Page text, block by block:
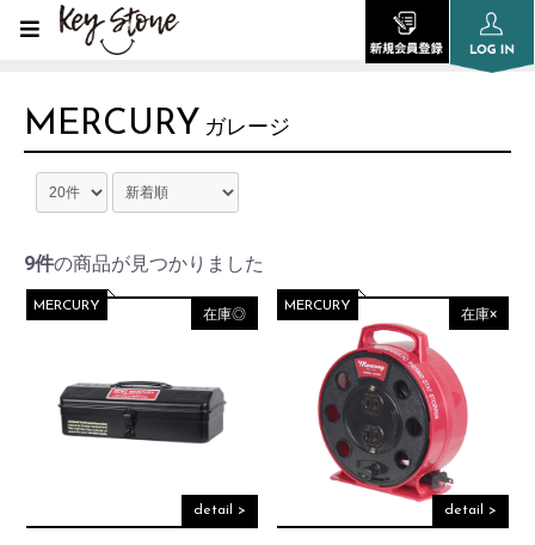
MERCURY ガレージ
9件の商品が見つかりました
在庫◎
detail >
MERCURY 在庫×
detail >
MERCURY